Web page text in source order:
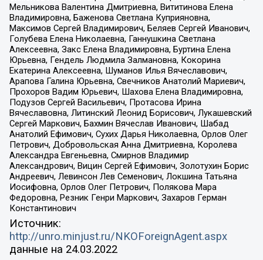
Мельникова Валентина Дмитриевна, Вититинова Елена
Владимировна, Баженова Светлана Куприяновна,
Максимов Сергей Владимирович, Беляев Сергей Иванович,
Голубева Елена Николаевна, Ганнушкина Светлана
Алексеевна, Закс Елена Владимировна, Буртина Елена
Юрьевна, Гендель Людмила Залмановна, Кокорина
Екатерина Алексеевна, Шуманов Илья Вячеславович,
Арапова Галина Юрьевна, Свечников Анатолий Мариевич,
Прохоров Вадим Юрьевич, Шахова Елена Владимировна,
Подузов Сергей Васильевич, Протасова Ирина
Вячеславовна, Литинский Леонид Борисович, Лукашевский
Сергей Маркович, Бахмин Вячеслав Иванович, Шабад
Анатолий Ефимович, Сухих Дарья Николаевна, Орлов Олег
Петрович, Добровольская Анна Дмитриевна, Королева
Александра Евгеньевна, Смирнов Владимир
Александрович, Вицин Сергей Ефимович, Золотухин Борис
Андреевич, Левинсон Лев Семенович, Локшина Татьяна
Иосифовна, Орлов Олег Петрович, Полякова Мара
Федоровна, Резник Генри Маркович, Захаров Герман
Константинович
Источник:
http://unro.minjust.ru/NKOForeignAgent.aspx
данные на 24.03.2022